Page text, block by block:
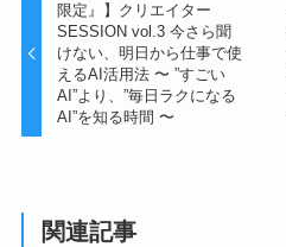
限定』】クリエイター
SESSION vol.3 今さら聞
けない、明日から仕事で使
えるAI活用法 〜 ”すごい
AI”より、”毎日ラクになる
AI”を知る時間 〜
関連記事